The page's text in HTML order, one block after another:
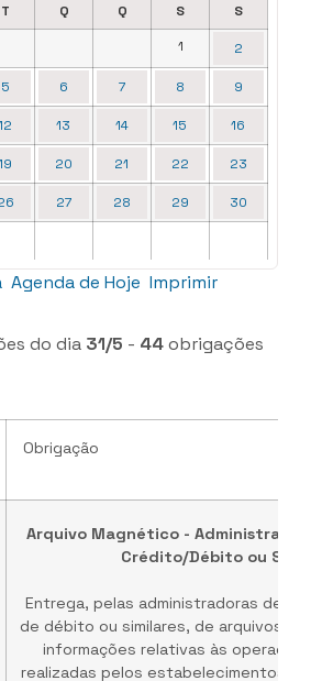
T Q Q S
S
1
2
5 6 7 8 9
13 14 15 16
20 21 22 23
27 28 29 30
Agenda de Hoje Imprimir
do dia 31/5 - 44obrigações
Obrigação
Arquivo Magnético -
Crédito/Débito ou
Entrega, pelas administradoras de
de débito ou similares, de arquivos
informações relativas às
realizadas pelos estabelecimentos